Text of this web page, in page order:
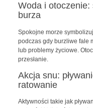
Woda i
burza
Spokojne morze
podczas gdy burzliwe fale
lub problemy życiowe.
przesłanie.
Akcja snu:
ratowanie
Aktywności takie jak